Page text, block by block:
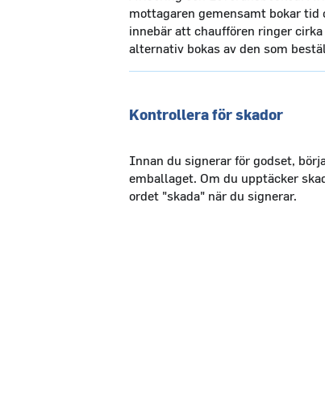
mottagaren gemensamt bokar tid
innebär att chauffören ringer
alternativ bokas av den som
Kontrollera för skador
Innan du signerar för godset,
emballaget. Om du upptäcker
ordet "skada" när du signerar.